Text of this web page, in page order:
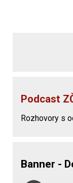
Podcast
Rozhovory s
Banner -